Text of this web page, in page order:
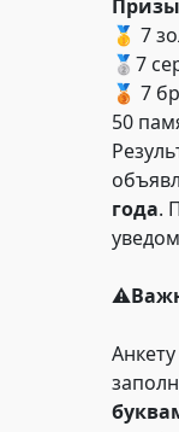
🥇 7
🥈7
🥉 7
50
года.
⚠️